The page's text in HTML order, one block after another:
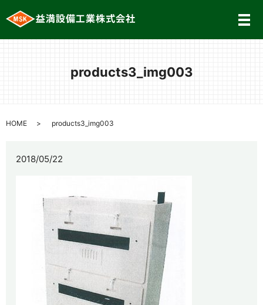
メ
products3_img003
HOME products3_img003
2018/05/22